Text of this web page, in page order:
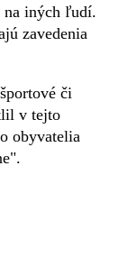
na iných ľudí.
zavedenia
či
v tejto
obyvatelia